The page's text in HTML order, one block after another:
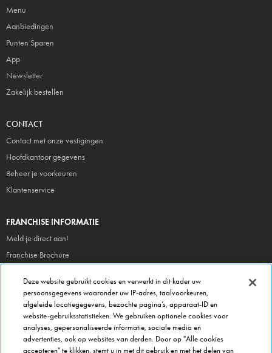
Menu
Aanbiedingen
Punten Sparen
App
Newsletter
Zakelijk bestellen
CONTACT
Contact met onze vestigingen
Hoofdkantoor gegevens
Beheer je voorkeuren
Klantenservice
FRANCHISE INFORMATIE
Meld je direct aan!
Franchise Brochure
OVER DOMINOS
Newsroom
Werken bij Domino's
Deze website gebruikt cookies en verwerkt in dit kader uw
persoonsgegevens waaronder uw IP-adres, taalvoorkeuren,
afgeleide locatiegegevens, bezochte pagina’s, apparaat-ID en
website-gebruiksstatistieken. We gebruiken optionele cookies voor
analyses, gepersonaliseerde informatie, sociale media en
advertenties, ook op websites van derden. Door op "Alle cookies
accepteren" te klikken, stemt u in met dit gebruik en met het delen van